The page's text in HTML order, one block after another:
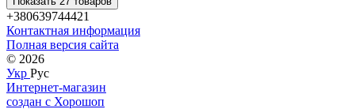
+380639744421
Контактная информация
Полная версия сайта
© 2026
Укр Рус
Интернет-магазин
создан с Хорошоп